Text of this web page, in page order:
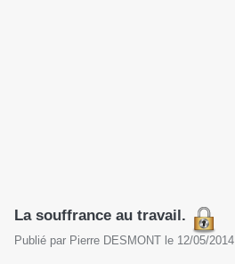
La souffrance au travail.
Publié par Pierre DESMONT le 12/05/2014